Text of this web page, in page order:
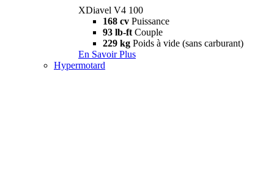
XDiavel V4 100
168 cv Puissance
93 lb-ft Couple
229 kg Poids à vide (sans carburant)
En Savoir Plus
Hypermotard